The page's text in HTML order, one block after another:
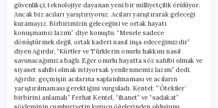
güvenlikçi, teknolojiye dayanan yeni bir milliyetçilik örülüyor.
Ancak biz acıları yarıştırıyoruz. Acıları yarıştırarak geleceği
kuramayız. Birbirimizin geleceğini ve ortak hayatı
konuşmamız lazım” diye konuştu. “Mesele sadece
dönüştürmek değil, ortak kaderi nasıl inşa edeceğimizdir”
diyen Ağırdır, “Kürtler ve Türklerin onurlu hakkını nasıl
savunacağımıza bağlı. Eğer onurlu hayatta söz sahibi olmak ve
siyaset sahibi olmak istiyorsak yenilenmemiz lazım” dedi.
Ağırdır, geçmişin acılarına saplanılmaması ve acıların
yarıştırılmaması gerektiğini vurguladı. Kentel: “’Ötekiler’
birbirini anlamalı” Ferhat Kentel, “ihanet” ve “sadakat”